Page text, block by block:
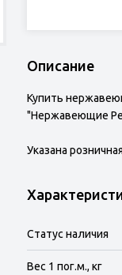
Описание
Купить
"Нержавеющие
Указана
Статус наличия
Вес 1 пог.м., кг